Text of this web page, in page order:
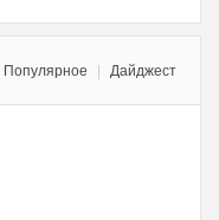
Популярное Дайджест